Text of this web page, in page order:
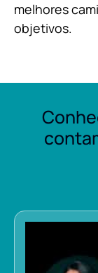
melhores
objetivos.